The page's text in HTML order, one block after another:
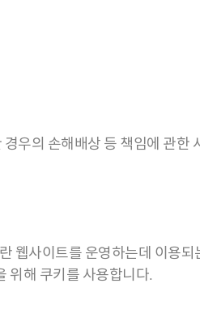
우의 손해배상 등 책임에 관한
웹사이트를 운영하는데 이용
위해 쿠키를 사용합니다.